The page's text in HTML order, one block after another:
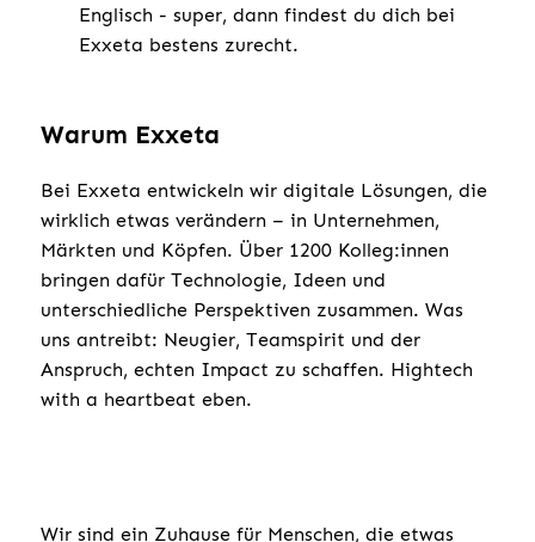
Englisch - super, dann findest du dich bei
Exxeta bestens zurecht.
Warum Exxeta
Bei Exxeta entwickeln wir digitale Lösungen, die
wirklich etwas verändern – in Unternehmen,
Märkten und Köpfen. Über 1200 Kolleg:innen
bringen dafür Technologie, Ideen und
unterschiedliche Perspektiven zusammen. Was
uns antreibt: Neugier, Teamspirit und der
Anspruch, echten Impact zu schaffen. Hightech
with a heartbeat eben.
Wir sind ein Zuhause für Menschen, die etwas